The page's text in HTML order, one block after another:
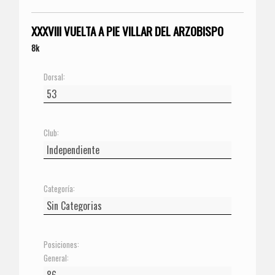
XXXVIII VUELTA A PIE VILLAR DEL ARZOBISPO
8k
Dorsal:
Club:
Categoría:
Posiciones:
General: